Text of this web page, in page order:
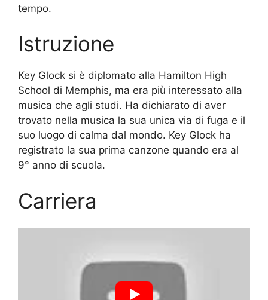
tempo.
Istruzione
Key Glock si è diplomato alla Hamilton High
School di Memphis, ma era più interessato alla
musica che agli studi. Ha dichiarato di aver
trovato nella musica la sua unica via di fuga e il
suo luogo di calma dal mondo. Key Glock ha
registrato la sua prima canzone quando era al
9° anno di scuola.
Carriera